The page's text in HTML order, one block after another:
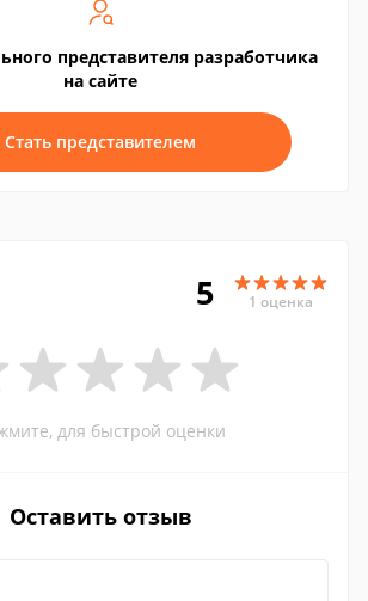
представителя разработчика
на сайте
Стать представителем
5 1 оценка
для быстрой оценки
Оставить отзыв